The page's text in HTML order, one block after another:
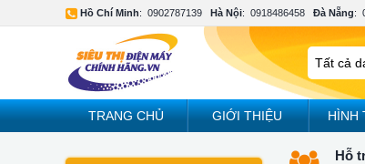
Hồ Chí Minh: 0902787139 Hà Nội: 0918486458 Đà Nẵng:
TRANG CHỦ GIỚI THIỆU HÌNH
Hỗ